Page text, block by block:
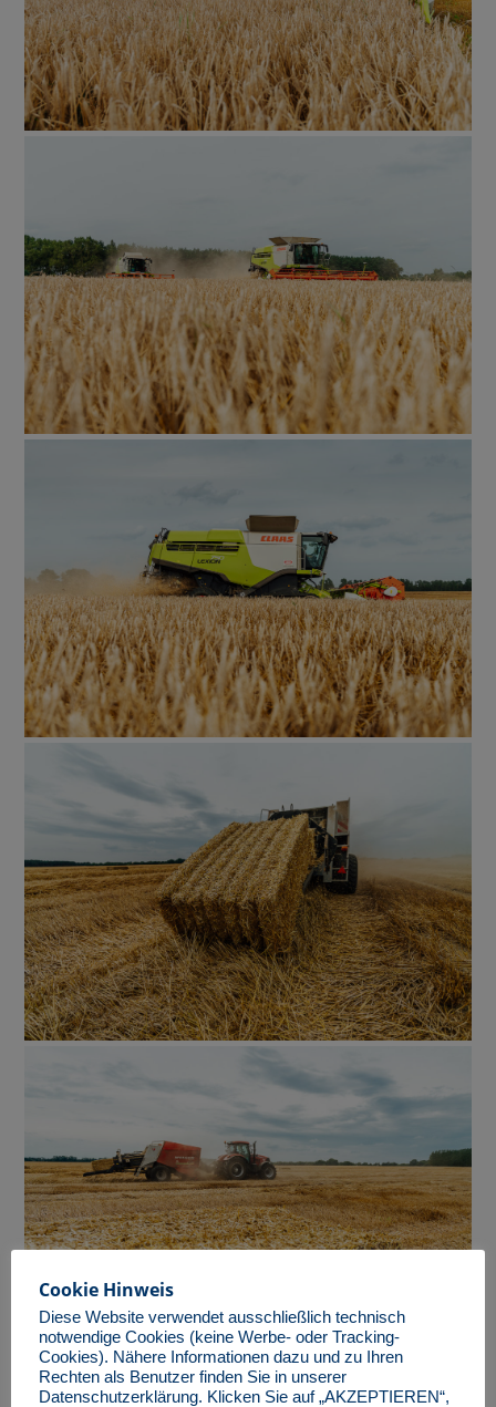
Cookie Hinweis
Diese Website verwendet ausschließlich technisch
notwendige Cookies (keine Werbe- oder Tracking-
Cookies). Nähere Informationen dazu und zu Ihren
Rechten als Benutzer finden Sie in unserer
Datenschutzerklärung. Klicken Sie auf „AKZEPTIEREN“,